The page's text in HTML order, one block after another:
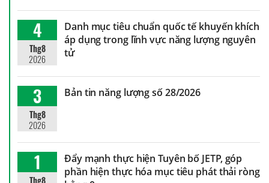
4
Thg8
2026
Danh mục tiêu chuẩn quốc tế khuyến khích
áp dụng trong lĩnh vực năng lượng nguyên
tử
3
Thg8
2026
Bản tin năng lượng số 28/2026
1
Thg8
Đẩy mạnh thực hiện Tuyên bố JETP, góp
phần hiện thực hóa mục tiêu phát thải ròng